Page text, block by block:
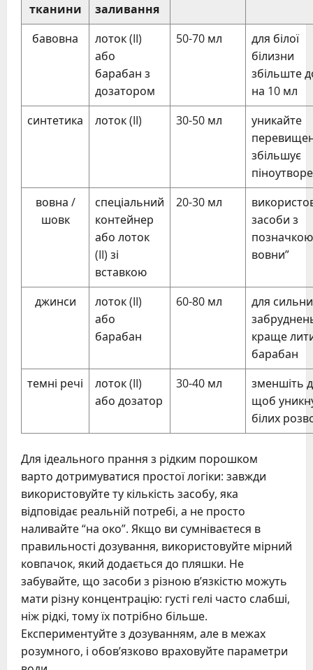
тканини
заливання
бавовна
лоток (II)
або
барабан з
дозатором
50-70 мл
для білої
білизни
збільште
на 10 мл
синтетика
лоток (II) 30-50 мл
уникайте
збільшує
вовна /
шовк
спеціальний
контейнер
або лоток
(II) зі
вставкою
20-30 мл
засоби з
вовни”
джинси
лоток (II)
або
барабан
60-80 мл
для
краще
барабан
темні речі
лоток (II)
або дозатор
30-40 мл
зменшіть
щоб
білих
Для ідеального прання з рідким порошком
варто дотримуватися простої логіки: завжди
використовуйте ту кількість засобу, яка
відповідає реальній потребі, а не просто
наливайте “на око”. Якщо ви сумніваєтеся в
правильності дозування, використовуйте мірний
ковпачок, який додається до пляшки. Не
забувайте, що засоби з різною в’язкістю можуть
мати різну концентрацію: густі гелі часто слабші,
ніж рідкі, тому їх потрібно більше.
Експериментуйте з дозуванням, але в межах
розумного, і обов’язково враховуйте параметри